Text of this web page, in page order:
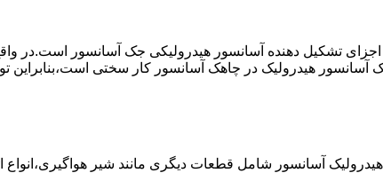
اجزای تشکیل دهنده آسانسور هیدرولیکی جک آسانسور است.در
آسانسور هیدرولیک در چاهک آسانسور کار سختی است،بنابراین
آسانسور شامل قطعات دیگری مانند شیر هواگیری،انواع